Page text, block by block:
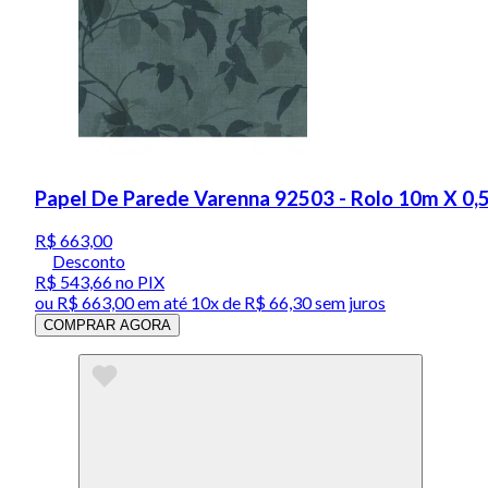
Papel De Parede Varenna 92503 - Rolo 10m X
R$ 663,00
Desconto
R$ 543,66no PIX
ou R$ 663,00em até 10x de R$ 66,30 sem juros
COMPRAR AGORA